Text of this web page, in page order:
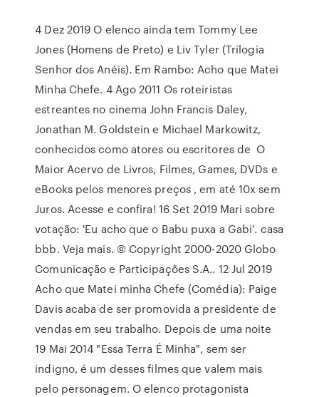
4 Dez 2019 O elenco ainda tem Tommy Lee
Jones (Homens de Preto) e Liv Tyler (Trilogia
Senhor dos Anéis). Em Rambo: Acho que Matei
Minha Chefe. 4 Ago 2011 Os roteiristas
estreantes no cinema John Francis Daley,
Jonathan M. Goldstein e Michael Markowitz,
conhecidos como atores ou escritores de O
Maior Acervo de Livros, Filmes, Games, DVDs e
eBooks pelos menores preços , em até 10x sem
Juros. Acesse e confira! 16 Set 2019 Mari sobre
votação: 'Eu acho que o Babu puxa a Gabi'. casa
bbb. Veja mais. © Copyright 2000-2020 Globo
Comunicação e Participações S.A.. 12 Jul 2019
Acho que Matei minha Chefe (Comédia): Paige
Davis acaba de ser promovida a presidente de
vendas em seu trabalho. Depois de uma noite
19 Mai 2014 "Essa Terra É Minha", sem ser
indigno, é um desses filmes que valem mais
pelo personagem. O elenco protagonista